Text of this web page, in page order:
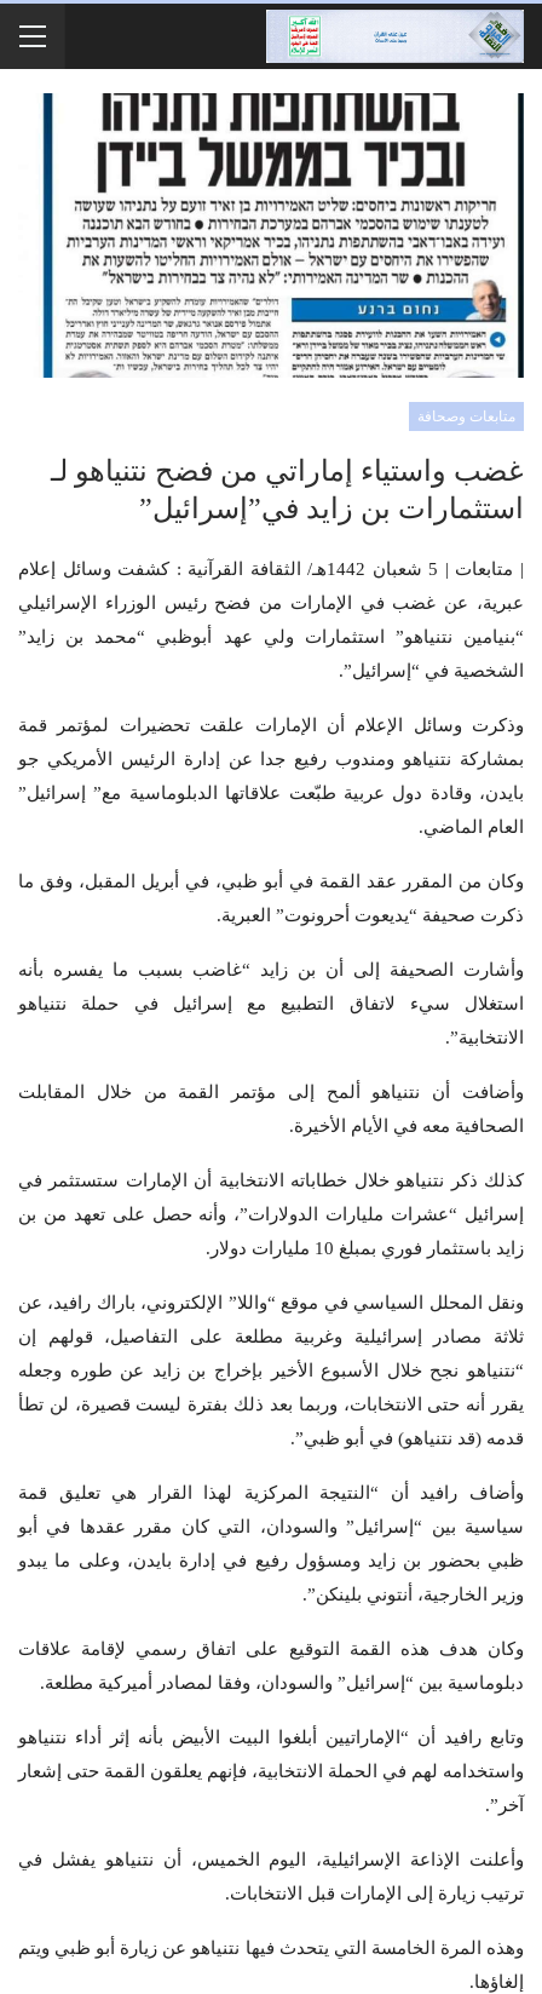
متابعات وصحافة
غضب واستياء إماراتي من فضح نتنياهو لـ
استثمارات بن زايد في”إسرائيل”
| متابعات | 5 شعبان 1442هـ/ الثقافة القرآنية : كشفت وسائل إعلام
عبرية، عن غضب في الإمارات من فضح رئيس الوزراء الإسرائيلي
“بنيامين نتنياهو” استثمارات ولي عهد أبوظبي “محمد بن زايد”
الشخصية في “إسرائيل”.
وذكرت وسائل الإعلام أن الإمارات علقت تحضيرات لمؤتمر قمة
بمشاركة نتنياهو ومندوب رفيع جدا عن إدارة الرئيس الأمريكي جو
بايدن، وقادة دول عربية طبّعت علاقاتها الدبلوماسية مع” إسرائيل”
العام الماضي.
وكان من المقرر عقد القمة في أبو ظبي، في أبريل المقبل، وفق ما
ذكرت صحيفة “يديعوت أحرونوت” العبرية.
وأشارت الصحيفة إلى أن بن زايد “غاضب بسبب ما يفسره بأنه
استغلال سيء لاتفاق التطبيع مع إسرائيل في حملة نتنياهو
الانتخابية”.
وأضافت أن نتنياهو ألمح إلى مؤتمر القمة من خلال المقابلت
الصحافية معه في الأيام الأخيرة.
كذلك ذكر نتنياهو خلال خطاباته الانتخابية أن الإمارات ستستثمر في
إسرائيل “عشرات مليارات الدولارات”، وأنه حصل على تعهد من بن
زايد باستثمار فوري بمبلغ 10 مليارات دولار.
ونقل المحلل السياسي في موقع “واللا” الإلكتروني، باراك رافيد، عن
ثلاثة مصادر إسرائيلية وغربية مطلعة على التفاصيل، قولهم إن
“نتنياهو نجح خلال الأسبوع الأخير بإخراج بن زايد عن طوره وجعله
يقرر أنه حتى الانتخابات، وربما بعد ذلك بفترة ليست قصيرة، لن تطأ
قدمه (قد نتنياهو) في أبو ظبي”.
وأضاف رافيد أن “النتيجة المركزية لهذا القرار هي تعليق قمة
سياسية بين “إسرائيل” والسودان، التي كان مقرر عقدها في أبو
ظبي بحضور بن زايد ومسؤول رفيع في إدارة بايدن، وعلى ما يبدو
وزير الخارجية، أنتوني بلينكن”.
وكان هدف هذه القمة التوقيع على اتفاق رسمي لإقامة علاقات
دبلوماسية بين “إسرائيل” والسودان، وفقا لمصادر أميركية مطلعة.
وتابع رافيد أن “الإماراتيين أبلغوا البيت الأبيض بأنه إثر أداء نتنياهو
واستخدامه لهم في الحملة الانتخابية، فإنهم يعلقون القمة حتى إشعار
آخر”.
وأعلنت الإذاعة الإسرائيلية، اليوم الخميس، أن نتنياهو يفشل في
ترتيب زيارة إلى الإمارات قبل الانتخابات.
وهذه المرة الخامسة التي يتحدث فيها نتنياهو عن زيارة أبو ظبي ويتم
إلغاؤها.